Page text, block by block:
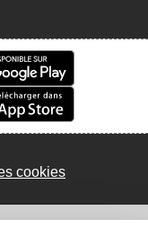
cookies